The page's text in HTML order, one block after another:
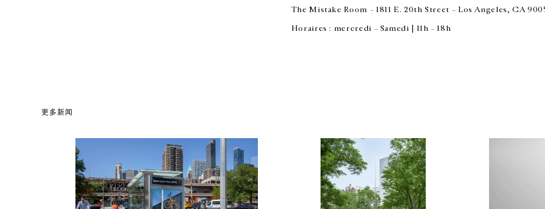
The Mistake Room – 1811 E. 20th Street – Los Angeles, CA
Horaires : mercredi – Samedi | 11h – 18h
更多新闻